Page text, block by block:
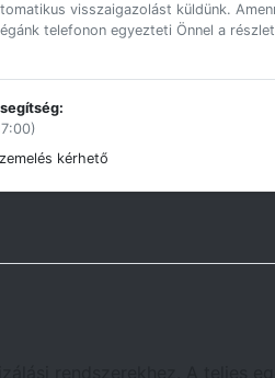
visszaigazolást küldünk.
telefonon egyezteti Önnel a
kérhető